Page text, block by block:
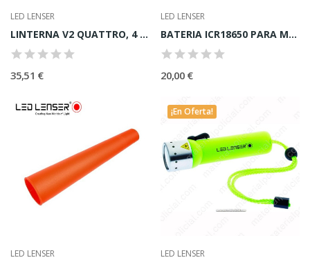
LED LENSER
LINTERNA V2 QUATTRO, 4 INTERRRUPTORES, 3B+IV+1A+1R
35,51 €
LED LENSER
BATERIA ICR18650 PARA M7R
20,00 €
LED LENSER
¡En Oferta!
LED LENSER